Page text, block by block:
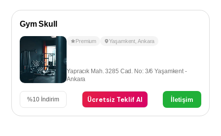
Gym Skull
Premium Yaşamkent ,Ankara
Yapracık Mah. 3285 Cad. No: 3/6 Yaşamkent -
Ankara
%10 İndirim Ücretsiz Teklif Al İletişim